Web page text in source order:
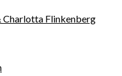
Charlotta Flinkenberg